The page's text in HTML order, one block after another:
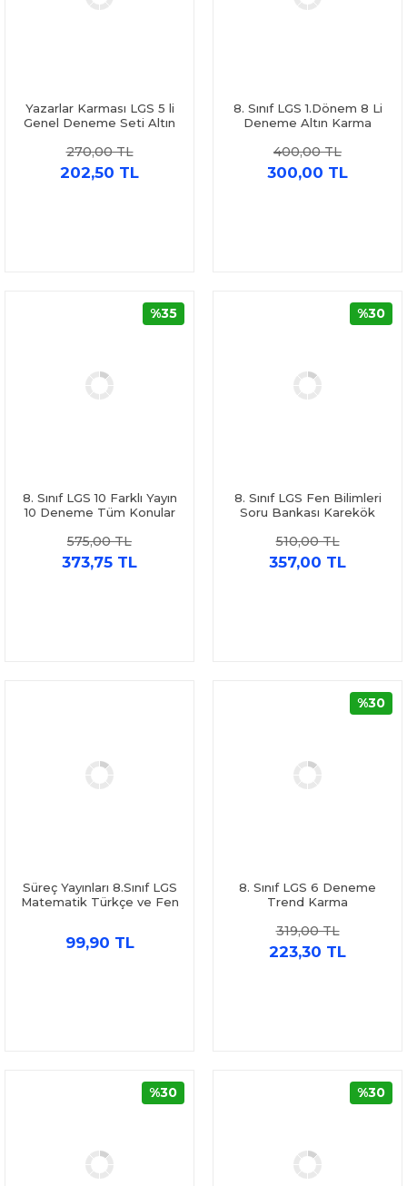
Yazarlar Karması LGS 5 li
Genel Deneme Seti Altın
270,00 TL
202,50 TL
8. Sınıf LGS 1.Dönem 8 Li
Deneme Altın Karma
400,00 TL
300,00 TL
8. Sınıf LGS 10 Farklı Yayın
10 Deneme Tüm Konular
Çözümlü Altın Karma
Yayınları
575,00 TL
373,75 TL
%35
8. Sınıf LGS Fen Bilimleri
Soru Bankası Karekök
510,00 TL
357,00 TL
%30
Süreç Yayınları 8.Sınıf LGS
Matematik Türkçe ve Fen
99,90 TL
8. Sınıf LGS 6 Deneme
Trend Karma
319,00 TL
223,30 TL
%30
%30 %30